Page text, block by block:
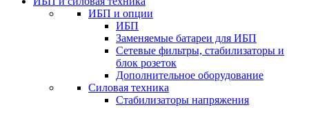
ИБП и опции
ИБП
Заменяемые батареи для ИБП
Сетевые фильтры, стабилизаторы и
блок розеток
Дополнительное оборудование
Силовая техника
Стабилизаторы напряжения